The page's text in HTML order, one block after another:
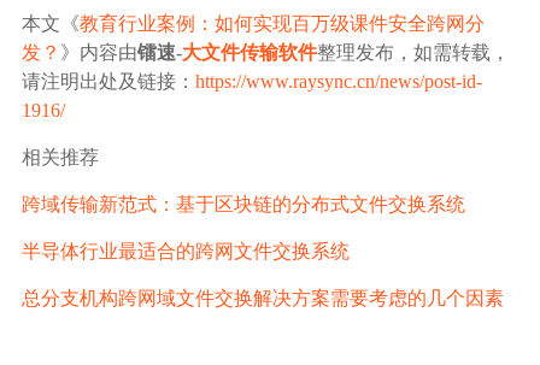
本文《教育行业案例：如何实现百万级课件安全跨网分
发？ 》内容由镭速-大文件传输软件整理发布，如需转载，
请注明出处及链接： https://www.raysync.cn/news/post-id-
1916/
相关推荐
跨域传输新范式：基于区块链的分布式文件交换系统
半导体行业最适合的跨网文件交换系统
总分支机构跨网域文件交换解决方案需要考虑的几个因素